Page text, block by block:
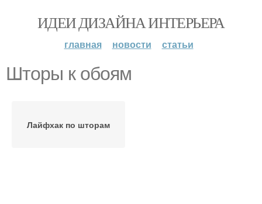
ИДЕИ ДИЗАЙНА ИНТЕРЬЕРА
главная новости статьи
Шторы к обоям
Лайфхак по шторам